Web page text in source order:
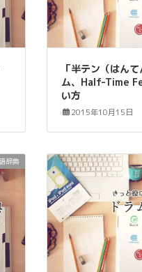
「半テン（はん
ム、Half-Time
い方
2015年10月15日
辞典